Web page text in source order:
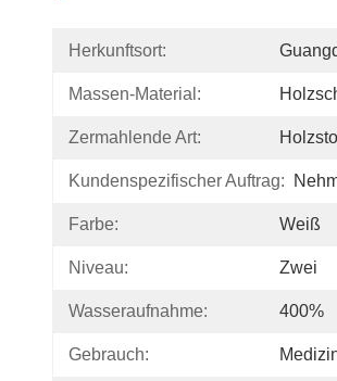
Herkunftsort:
Massen-Material:
Zermahlende Art:
Kundenspezifischer Auftrag:
Farbe: Weiß
Niveau: Zwei
Wasseraufnahme: 400%
Gebrauch: